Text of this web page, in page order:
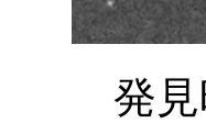
発見時